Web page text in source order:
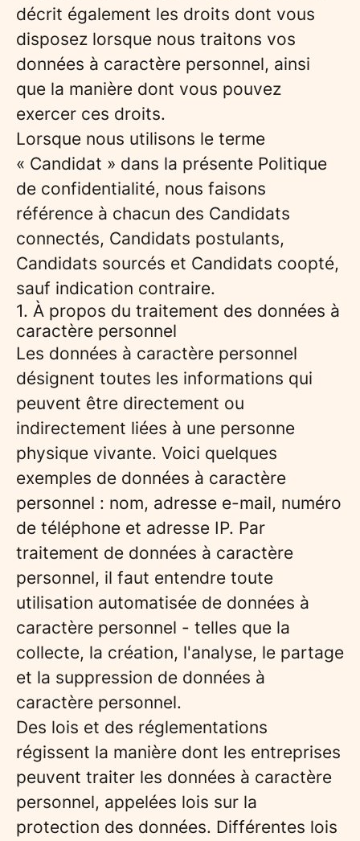
décrit également les droits dont vous
disposez lorsque nous traitons vos
données à caractère personnel, ainsi
que la manière dont vous pouvez
exercer ces droits.
Lorsque nous utilisons le terme
« Candidat » dans la présente Politique
de confidentialité, nous faisons
référence à chacun des Candidats
connectés, Candidats postulants,
Candidats sourcés et Candidats coopté,
sauf indication contraire.
1. À propos du traitement des données à
caractère personnel
Les données à caractère personnel
désignent toutes les informations qui
peuvent être directement ou
indirectement liées à une personne
physique vivante. Voici quelques
exemples de données à caractère
personnel : nom, adresse e-mail, numéro
de téléphone et adresse IP. Par
traitement de données à caractère
personnel, il faut entendre toute
utilisation automatisée de données à
caractère personnel - telles que la
collecte, la création, l'analyse, le partage
et la suppression de données à
caractère personnel.
Des lois et des réglementations
régissent la manière dont les entreprises
peuvent traiter les données à caractère
personnel, appelées lois sur la
protection des données. Différentes lois